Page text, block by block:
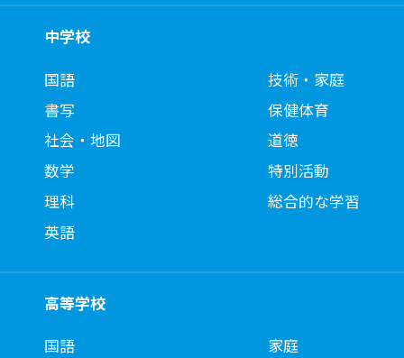
中学校
国語
書写
社会・地図
数学
理科
英語
技術・家庭
保健体育
道徳
特別活動
総合的な学習
高等学校
国語
家庭